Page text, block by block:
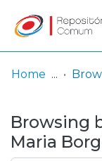
& Collections
Browse
Log
In
(current)
Home
Browsing
Maria